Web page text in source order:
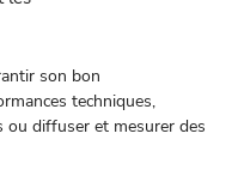
son bon
techniques,
ou diffuser et mesurer des
Notre
histoire
Nos
Politique
de